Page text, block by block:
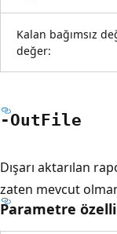
Kalan bağımsız
değer:
-OutFile
Dışarı aktarılan
zaten mevcut
Parametre